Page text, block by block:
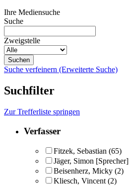
Ihre Mediensuche
Suche
Zweigstelle
Suche verfeinern (Erweiterte Suche)
Suchfilter
Zur Trefferliste springen
Verfasser
Fitzek, Sebastian (65)
Jäger, Simon [Sprecher]
Beisenherz, Micky (2)
Kliesch, Vincent (2)